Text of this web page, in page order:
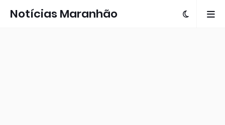
Notícias Maranhão